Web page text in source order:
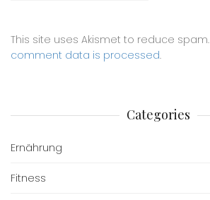
This site uses Akismet to reduce spam.
comment data is processed.
Categories
Ernährung
Fitness